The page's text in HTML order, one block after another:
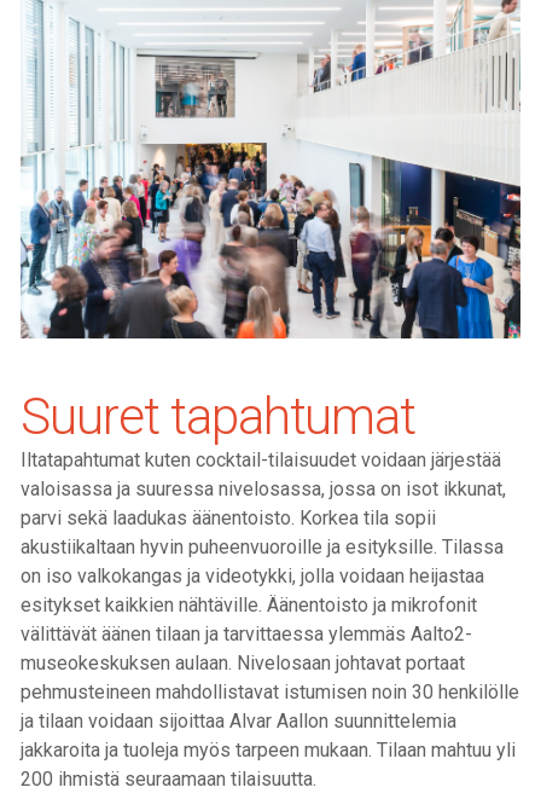
Suuret tapahtumat
Iltatapahtumat kuten cocktail-tilaisuudet voidaan järjestää
valoisassa ja suuressa nivelosassa, jossa on isot ikkunat,
parvi sekä laadukas äänentoisto. Korkea tila sopii
akustiikaltaan hyvin puheenvuoroille ja esityksille. Tilassa
on iso valkokangas ja videotykki, jolla voidaan heijastaa
esitykset kaikkien nähtäville. Äänentoisto ja mikrofonit
välittävät äänen tilaan ja tarvittaessa ylemmäs Aalto2-
museokeskuksen aulaan. Nivelosaan johtavat portaat
pehmusteineen mahdollistavat istumisen noin 30 henkilölle
ja tilaan voidaan sijoittaa Alvar Aallon suunnittelemia
jakkaroita ja tuoleja myös tarpeen mukaan. Tilaan mahtuu yli
200 ihmistä seuraamaan tilaisuutta.